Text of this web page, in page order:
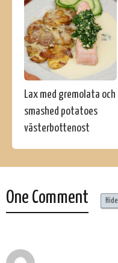
Lax med gremolata och
smashed potatoes
västerbottenost
One Comment